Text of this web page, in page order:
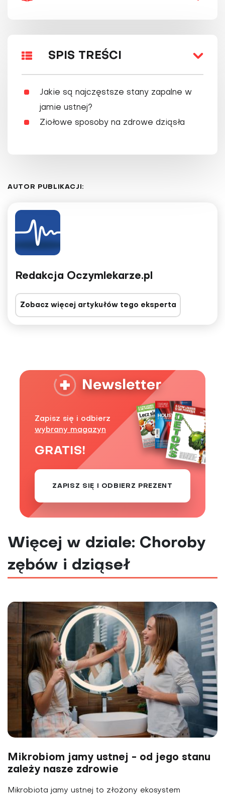
SPIS TREŚCI
Jakie są najczęstsze stany zapalne w
jamie ustnej?
Ziołowe sposoby na zdrowe dziąsła
AUTOR PUBLIKACJI:
Redakcja Oczymlekarze.pl
Zobacz więcej artykułów tego eksperta
Zapisz się i odbierz
wybrany magazyn
GRATIS!
ZAPISZ SIĘ I ODBIERZ PREZENT
Więcej w dziale: Choroby
zębów i dziąseł
Mikrobiom jamy ustnej - od jego stanu
zależy nasze zdrowie
Mikrobiota jamy ustnej to złożony ekosystem